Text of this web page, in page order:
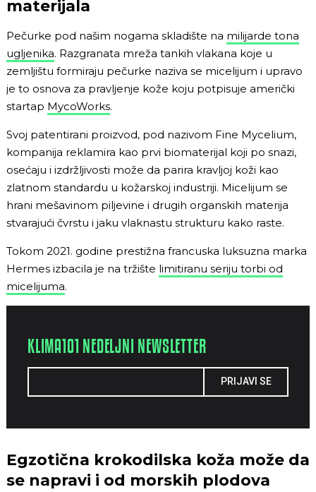
materijala
Pečurke pod našim nogama skladište na milijarde tona
ugljenika. Razgranata mreža tankih vlakana koje u
zemljištu formiraju pečurke naziva se micelijum i upravo
je to osnova za pravljenje kože koju potpisuje američki
startap MycoWorks.
Svoj patentirani proizvod, pod nazivom Fine Mycelium,
kompanija reklamira kao prvi biomaterijal koji po snazi,
osećaju i izdržljivosti može da parira kravljoj koži kao
zlatnom standardu u kožarskoj industriji. Micelijum se
hrani mešavinom piljevine i drugih organskih materija
stvarajući čvrstu i jaku vlaknastu strukturu kako raste.
Tokom 2021. godine prestižna francuska luksuzna marka
Hermes izbacila je na tržište limitiranu seriju torbi od
micelijuma.
KLIMA101 NEDELJNI NEWSLETTER
PRIJAVI SE
Egzotična krokodilska koža može da
se napravi i od morskih plodova